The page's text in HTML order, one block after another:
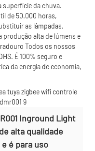
superfície da chuva.
de 50.000 horas,
as lâmpadas.
produção alta de lúmens e
Todos os nossos
É 100% seguro e
da energia de economia,
Inground Light
alta qualidade
é para uso